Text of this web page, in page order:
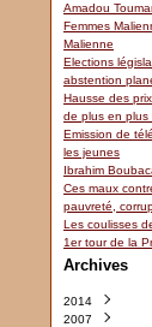
Amadou
Femmes
Malienne
Elections
abstention
Hausse des
de plus en plus
Emission de
les jeunes
Ibrahim
Ces maux
pauvreté,
Les coulisses
1er tour de la
Archives
2014
Juin
2007